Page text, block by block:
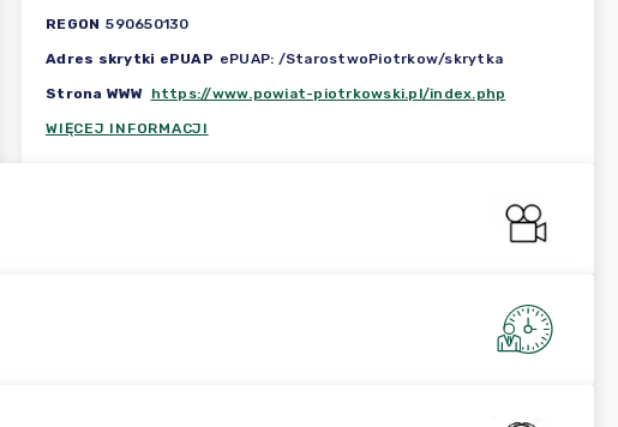
REGON 590650130
Adres skrytki ePUAP ePUAP: /StarostwoPiotrkow/skrytka
Strona WWW https://www.powiat-piotrkowski.pl/index.php
WIĘCEJ INFORMACJI